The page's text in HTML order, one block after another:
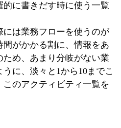
に書きだす時に使う一覧
は業務フローを使うのが
がかかる割に、情報をあ
ため、あまり分岐がない業
に、淡々と1から10までこ
のアクティビティ一覧を